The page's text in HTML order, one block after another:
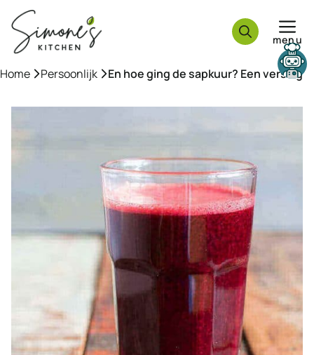
naar
inhoud
menu
Home »Persoonlijk »En hoe ging de sapkuur? Een verslag
Need help?